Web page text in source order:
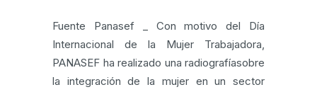
Fuente Panasef _ Con motivo del Día
Internacional de la Mujer Trabajadora,
PANASEF ha realizado una radiografíasobre
la integración de la mujer en un sector